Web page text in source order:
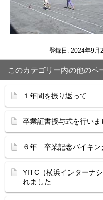
登録日: 2024年9月
このカテゴリー内の他のペ
１年間を振り返って
卒業証書授与式を行いま
６年 卒業記念バイキ
YITC（横浜インターナ
れました